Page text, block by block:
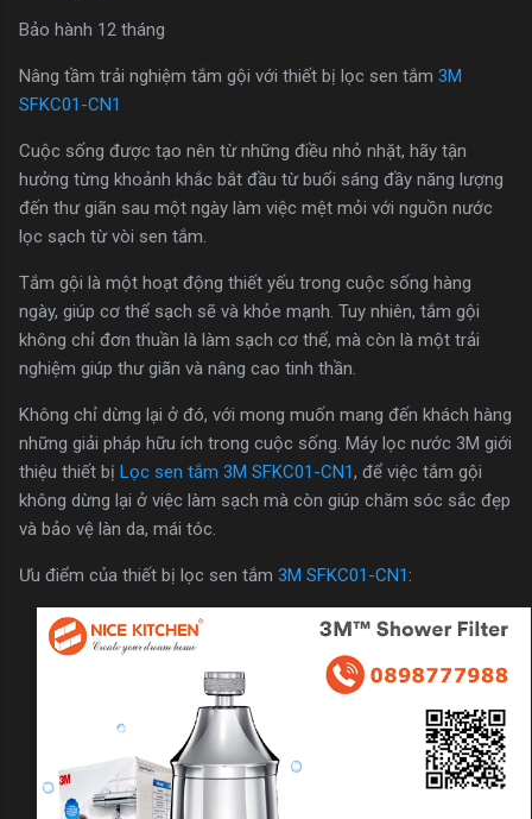
Bảo hành 12 tháng
Nâng tầm trải nghiệm tắm gội với thiết bị lọc sen tắm 3M
SFKC01-CN1
Cuộc sống được tạo nên từ những điều nhỏ nhặt, hãy tận
hưởng từng khoảnh khắc bắt đầu từ buổi sáng đầy năng lượng
đến thư giãn sau một ngày làm việc mệt mỏi với nguồn nước
lọc sạch từ vòi sen tắm.
Tắm gội là một hoạt động thiết yếu trong cuộc sống hàng
ngày, giúp cơ thể sạch sẽ và khỏe mạnh. Tuy nhiên, tắm gội
không chỉ đơn thuần là làm sạch cơ thể, mà còn là một trải
nghiệm giúp thư giãn và nâng cao tinh thần.
Không chỉ dừng lại ở đó, với mong muốn mang đến khách hàng
những giải pháp hữu ích trong cuộc sống. Máy lọc nước 3M giới
thiệu thiết bị Lọc sen tắm 3M SFKC01-CN1, để việc tắm gội
không dừng lại ở việc làm sạch mà còn giúp chăm sóc sắc đẹp
và bảo vệ làn da, mái tóc.
Ưu điểm của thiết bị lọc sen tắm 3M SFKC01-CN1 :